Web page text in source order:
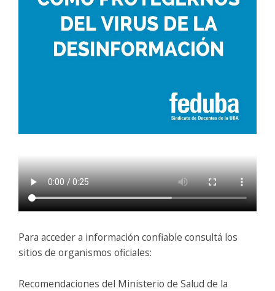
Para acceder a información confiable consultá los
sitios de organismos oficiales:
Recomendaciones del Ministerio de Salud de la